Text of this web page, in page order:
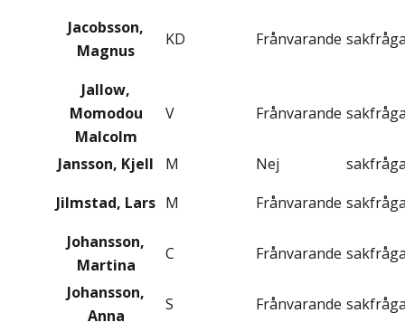
Jacobsson,
Magnus
KD Frånvarande
Jallow,
Momodou
Malcolm
V Frånvarande
Jansson, Kjell M Nej
Jilmstad, Lars M Frånvarande
Johansson,
Martina
C Frånvarande
Johansson,
Anna
S Frånvarande